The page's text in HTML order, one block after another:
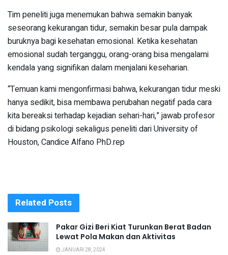
Tim peneliti juga menemukan bahwa semakin banyak
seseorang kekurangan tidur, semakin besar pula dampak
buruknya bagi kesehatan emosional. Ketika kesehatan
emosional sudah terganggu, orang-orang bisa mengalami
kendala yang signifikan dalam menjalani keseharian.
“Temuan kami mengonfirmasi bahwa, kekurangan tidur meski
hanya sedikit, bisa membawa perubahan negatif pada cara
kita bereaksi terhadap kejadian sehari-hari,” jawab profesor
di bidang psikologi sekaligus peneliti dari University of
Houston, Candice Alfano PhD.rep
Related Posts
Pakar Gizi Beri Kiat Turunkan Berat Badan
Lewat Pola Makan dan Aktivitas
JANUARI 28, 2024